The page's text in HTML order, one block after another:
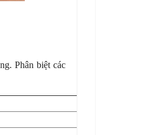
Phân biệt các